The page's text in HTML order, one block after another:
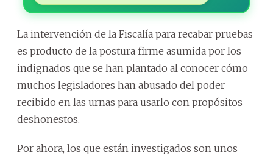
La intervención de la Fiscalía para recabar pruebas
es producto de la postura firme asumida por los
indignados que se han plantado al conocer cómo
muchos legisladores han abusado del poder
recibido en las urnas para usarlo con propósitos
deshonestos.
Por ahora, los que están investigados son unos